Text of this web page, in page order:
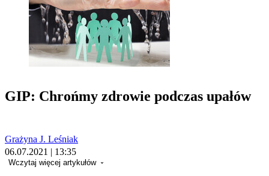
GIP: Chrońmy zdrowie podczas upałów
Grażyna J. Leśniak
06.07.2021 | 13:35
Wczytaj więcej artykułów